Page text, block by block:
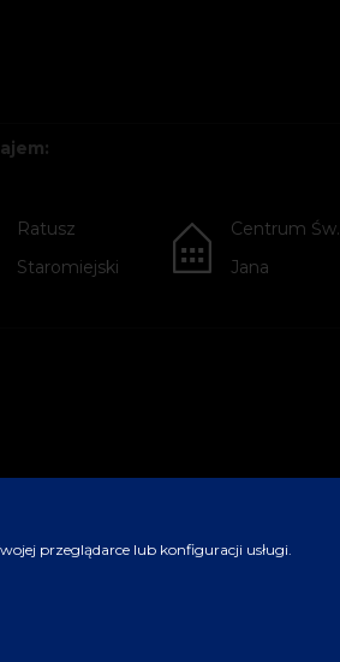
Ratusz
Staromiejski
Centrum Św.
Jana
przeglądarce lub konfiguracji usługi.